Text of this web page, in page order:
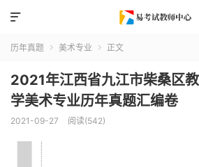

历年真题  美术专业  正文
2021年江西省九江市柴桑区
学美术专业历年真题汇编卷
2021-09-27 阅读(542)